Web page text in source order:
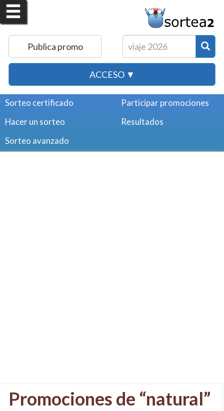
Publica promo
ACCESO ▼
Sorteo certificado
Hacer un sorteo
Sorteo avanzado
Participar promociones
Resultados
Promociones de “natural”